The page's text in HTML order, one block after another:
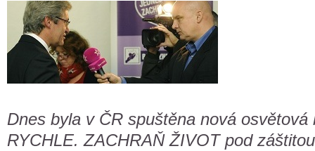
Dnes byla v ČR spuštěna nová osvětová
RYCHLE. ZACHRAŇ ŽIVOT pod